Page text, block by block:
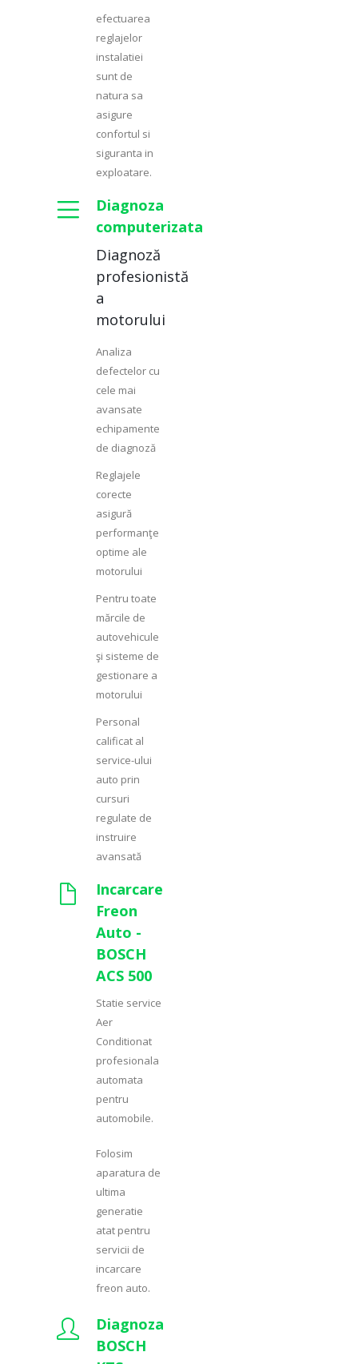
efectuarea
reglajelor
instalatiei
sunt de
natura sa
asigure
confortul si
siguranta in
exploatare.
Diagnoza
computerizata
Diagnoză
profesionistă
a
motorului
Analiza
defectelor cu
cele mai
avansate
echipamente
de diagnoză
Reglajele
corecte
asigură
performanţe
optime ale
motorului
Pentru toate
mărcile de
autovehicule
şi sisteme de
gestionare a
motorului
Personal
calificat al
service-ului
auto prin
cursuri
regulate de
instruire
avansată
Incarcare
Freon
Auto -
BOSCH
ACS 500
Statie service
Aer
Conditionat
profesionala
automata
pentru
automobile.
Folosim
aparatura de
ultima
generatie
atat pentru
servicii de
incarcare
freon auto.
Diagnoza
BOSCH